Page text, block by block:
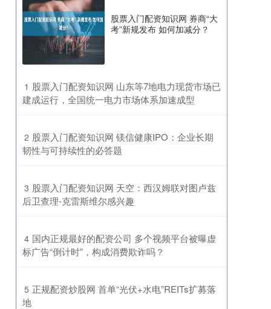
股票入门配资知识网 券商“大
考”新规发布 如何加减分？
1 ​股票入门配资知识网 山东等7地电力现货市场已
建成运行，全国统一电力市场体系加速成型
2 ​股票入门配资知识网 镁信健康IPO：企业长期
韧性与可持续性的必答题
3 ​股票入门配资知识网 天空：西汉姆联对图卢兹
后卫查理-克雷斯维尔感兴趣
4 ​国内正规最好的配资公司 多个视频平台被曝虚
标广告“倒计时”，构成消费欺诈吗？
5 ​正规配资炒股网 首单“光伏+水电”REITs扩募落
地